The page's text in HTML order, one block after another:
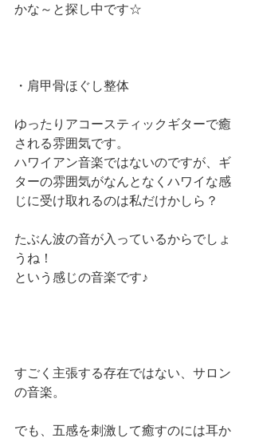
かな～と探し中です☆
・肩甲骨ほぐし整体
ゆったりアコースティックギターで癒
される雰囲気です。
ハワイアン音楽ではないのですが、ギ
ターの雰囲気がなんとなくハワイな感
じに受け取れるのは私だけかしら？
たぶん波の音が入っているからでしょ
うね！
という感じの音楽です♪
すごく主張する存在ではない、サロン
の音楽。
でも、五感を刺激して癒すのには耳か